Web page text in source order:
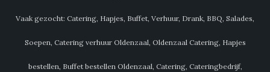
Vaak gezocht: Catering, Hapjes, Buffet, Verhuur, Drank, BBQ, Salades,
Soepen, Catering verhuur Oldenzaal, Oldenzaal Catering, Hapjes
bestellen, Buffet bestellen Oldenzaal, Catering, Cateringbedrijf,